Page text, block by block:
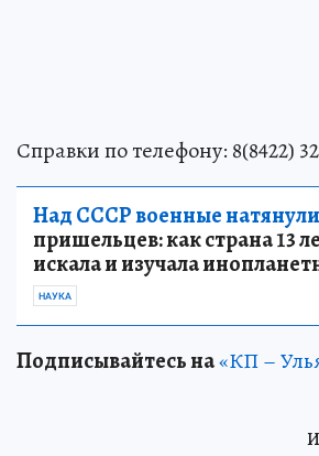
Справки по телефону: 8(8422)
Над СССР военные натянули
пришельцев: как страна 13
искала и изучала
НАУКА
Подписывайтесь на«КП –